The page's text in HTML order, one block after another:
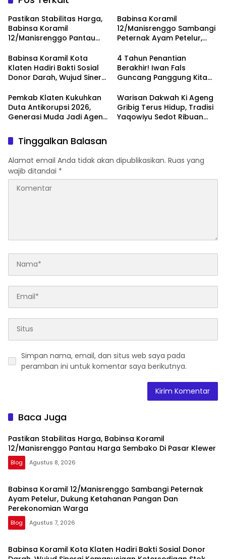
Pastikan Stabilitas Harga,
Babinsa Koramil
12/Manisrenggo Pantau
Klewer
Babinsa Koramil
12/Manisrenggo Sambangi
Peternak Ayam Petelur,
Dan Perekonomian Warga
Babinsa Koramil Kota
Klaten Hadiri Bakti Sosial
Donor Darah, Wujud Sinergi
Ketersediaan Stok Darah
4 Tahun Penantian
Berakhir! Iwan Fals
Guncang Panggung Kita
Ayolah Mulai
Pemkab Klaten Kukuhkan
Duta Antikorupsi 2026,
Generasi Muda Jadi Agen
Warisan Dakwah Ki Ageng
Gribig Terus Hidup, Tradisi
Yaqowiyu Sedot Ribuan
Tinggalkan Balasan
Alamat email Anda tidak akan dipublikasikan. Ruas yang
wajib ditandai *
Simpan nama, email, dan situs web saya pada
peramban ini untuk komentar saya berikutnya.
Baca Juga
Pastikan Stabilitas Harga, Babinsa Koramil
12/Manisrenggo Pantau Harga Sembako Di Pasar Klewer
Blog Agustus 8, 2026
Babinsa Koramil 12/Manisrenggo Sambangi Peternak
Ayam Petelur, Dukung Ketahanan Pangan Dan
Perekonomian Warga
Blog Agustus 7, 2026
Babinsa Koramil Kota Klaten Hadiri Bakti Sosial Donor